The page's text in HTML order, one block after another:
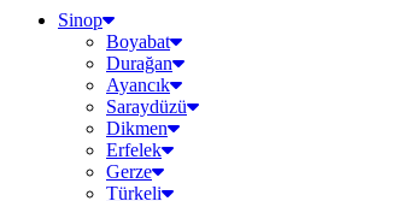
Sinop
Boyabat
Durağan
Ayancık
Saraydüzü
Dikmen
Erfelek
Gerze
Türkeli